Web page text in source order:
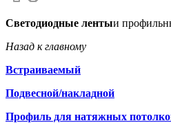
Светодиодные лентыи
Назад к главному
Встраиваемый
Подвесной/накладной
Профиль для натяжных